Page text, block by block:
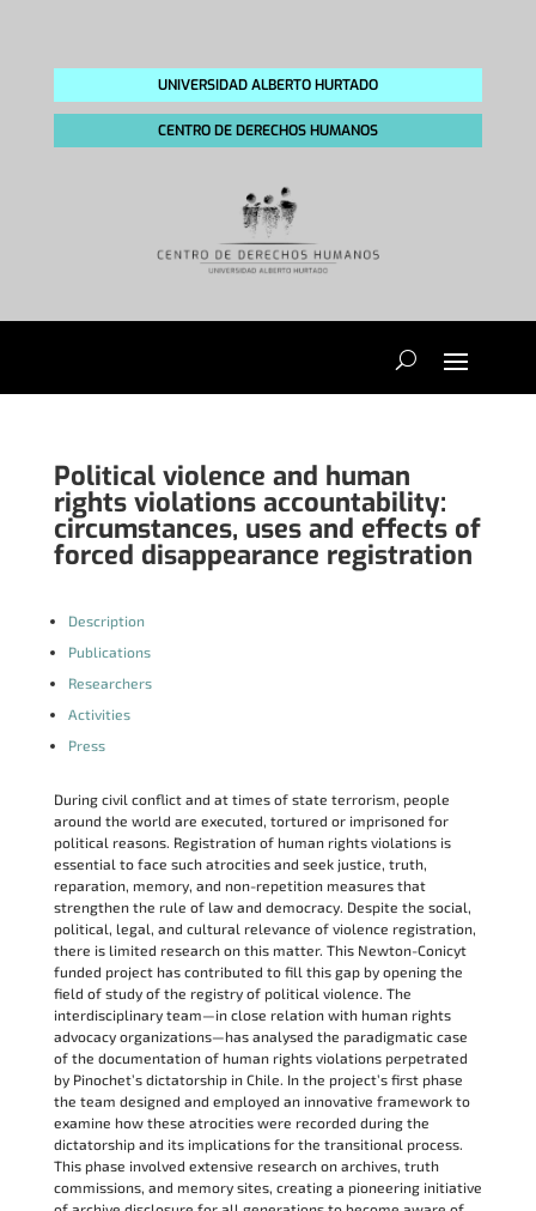
UNIVERSIDAD ALBERTO HURTADO
CENTRO DE DERECHOS HUMANOS
Political violence and human
rights violations accountability:
circumstances, uses and effects of
forced disappearance registration
Description
Publications
Researchers
Activities
Press
During civil conflict and at times of state terrorism, people
around the world are executed, tortured or imprisoned for
political reasons. Registration of human rights violations is
essential to face such atrocities and seek justice, truth,
reparation, memory, and non-repetition measures that
strengthen the rule of law and democracy. Despite the social,
political, legal, and cultural relevance of violence registration,
there is limited research on this matter. This Newton-Conicyt
funded project has contributed to fill this gap by opening the
field of study of the registry of political violence. The
interdisciplinary team—in close relation with human rights
advocacy organizations—has analysed the paradigmatic case
of the documentation of human rights violations perpetrated
by Pinochet’s dictatorship in Chile. In the project’s first phase
the team designed and employed an innovative framework to
examine how these atrocities were recorded during the
dictatorship and its implications for the transitional process.
This phase involved extensive research on archives, truth
commissions, and memory sites, creating a pioneering initiative